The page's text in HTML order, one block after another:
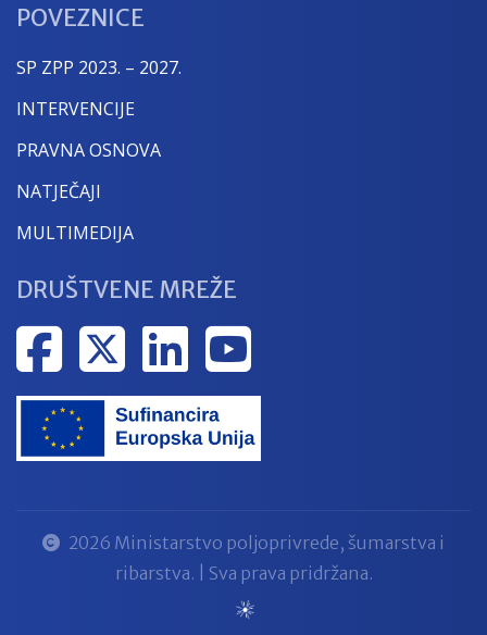
POVEZNICE
SP ZPP 2023. – 2027.
INTERVENCIJE
PRAVNA OSNOVA
NATJEČAJI
MULTIMEDIJA
DRUŠTVENE MREŽE
2026 Ministarstvo poljoprivrede, šumarstva i
ribarstva. | Sva prava pridržana.